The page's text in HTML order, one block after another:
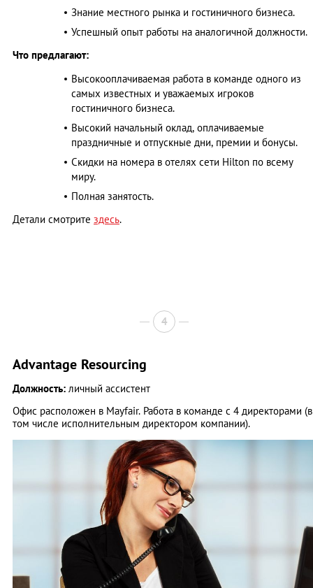
Знание местного рынка и гостиничного бизнеса.
Успешный опыт работы на аналогичной должности.
Что предлагают:
Высокооплачиваемая работа в команде одного из
самых известных и уважаемых игроков
гостиничного бизнеса.
Высокий начальный оклад, оплачиваемые
праздничные и отпускные дни, премии и бонусы.
Скидки на номера в отелях сети Hilton по всему
миру.
Полная занятость.
Детали смотрите здесь.
4
Advantage Resourcing
Должность: личный ассистент
Офис расположен в Mayfair. Работа в команде с 4 директорами (в
том числе исполнительным директором компании).